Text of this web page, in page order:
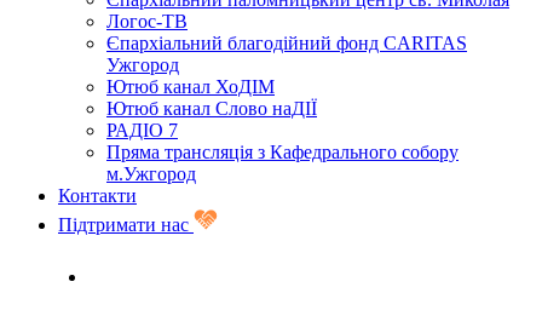
Логос-ТВ
Єпархіальний благодійний фонд CARITAS
Ужгород
Ютюб канал ХоДІМ
Ютюб канал Слово наДІЇ
РАДІО 7
Пряма трансляція з Кафедрального собору
м.Ужгород
Контакти
Підтримати нас